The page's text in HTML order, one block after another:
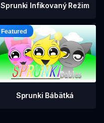
Sprunki Infikovaný Režim
Sprunki Bábätká